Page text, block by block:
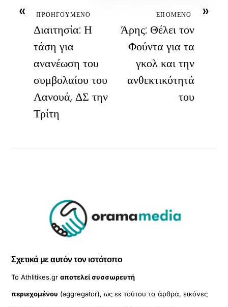
« ΠΡΟΗΓΟΥΜΕΝΟ
Διαιτησία: Η
τάση για
ανανέωση του
συμβολαίου του
Λανουά, ΔΣ την
Τρίτη
»
ΕΠΟΜΕΝΟ
Άρης: Θέλει τον
Φούντα για τα
γκολ και την
ανθεκτικότητά
του
Σχετικά με αυτόν τον ιστότοπο
Το Athlitikes.grαποτελεί συσσωρευτή
περιεχομένου (aggregator), ως εκ τούτου τα άρθρα, εικόνες